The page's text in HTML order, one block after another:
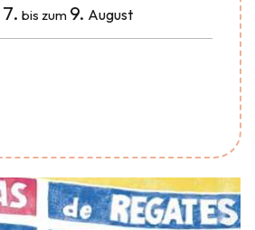
7. bis zum 9. August